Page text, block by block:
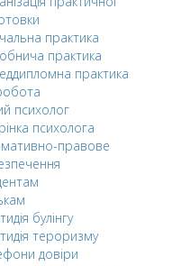
практика
практика
практика
психолог
психолога
правове
булінгу
тероризму
довіри